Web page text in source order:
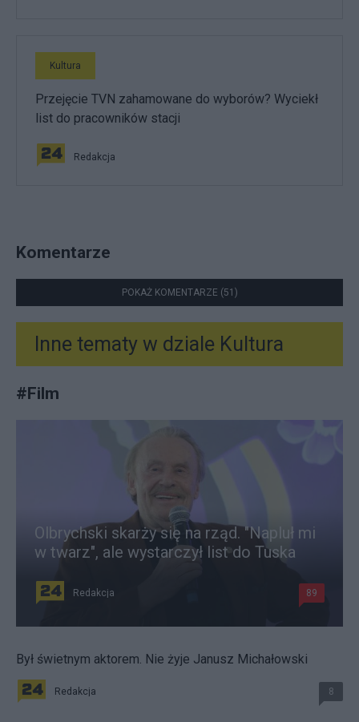
Kultura
Przejęcie TVN zahamowane do wyborów? Wyciekł
list do pracowników stacji
Redakcja
Komentarze
POKAŻ KOMENTARZE (51)
Inne tematy w dziale Kultura
#Film
Olbrychski skarży się na rząd. "Napluł mi
w twarz", ale wystarczył list do Tuska
Redakcja 89
Był świetnym aktorem. Nie żyje Janusz Michałowski
Redakcja 8